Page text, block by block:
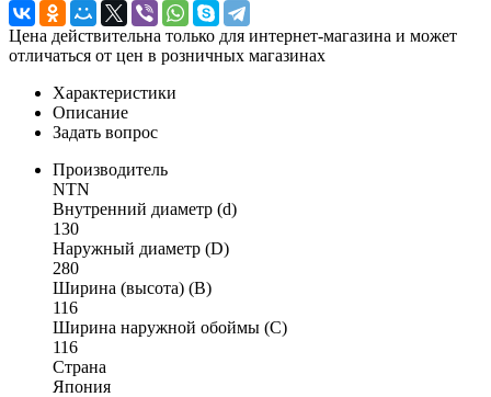
Цена действительна только для интернет-магазина и может
отличаться от цен в розничных магазинах
Характеристики
Описание
Задать вопрос
Производитель
NTN
Внутренний диаметр (d)
130
Наружный диаметр (D)
280
Ширина (высота) (B)
116
Ширина наружной обоймы (C)
116
Страна
Япония